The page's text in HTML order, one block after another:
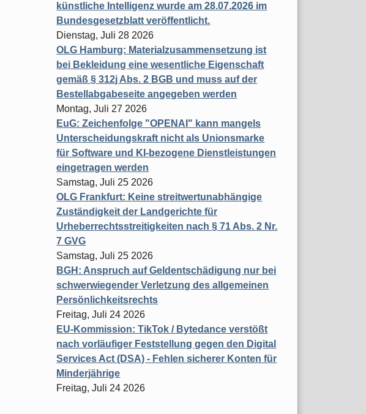
künstliche Intelligenz wurde am 28.07.2026 im
Bundesgesetzblatt veröffentlicht.
Dienstag, Juli 28 2026
OLG Hamburg: Materialzusammensetzung ist
bei Bekleidung eine wesentliche Eigenschaft
gemäß § 312j Abs. 2 BGB und muss auf der
Bestellabgabeseite angegeben werden
Montag, Juli 27 2026
EuG: Zeichenfolge "OPENAI" kann mangels
Unterscheidungskraft nicht als Unionsmarke
für Software und KI-bezogene Dienstleistungen
eingetragen werden
Samstag, Juli 25 2026
OLG Frankfurt: Keine streitwertunabhängige
Zuständigkeit der Landgerichte für
Urheberrechtsstreitigkeiten nach § 71 Abs. 2 Nr.
7 GVG
Samstag, Juli 25 2026
BGH: Anspruch auf Geldentschädigung nur bei
schwerwiegender Verletzung des allgemeinen
Persönlichkeitsrechts
Freitag, Juli 24 2026
EU-Kommission: TikTok / Bytedance verstößt
nach vorläufiger Feststellung gegen den Digital
Services Act (DSA) - Fehlen sicherer Konten für
Minderjährige
Freitag, Juli 24 2026